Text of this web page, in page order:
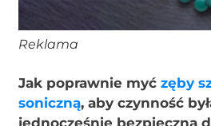
Reklama
Jak poprawnie myćzęby
soniczną, aby czynność
jednocześnie bezpieczna